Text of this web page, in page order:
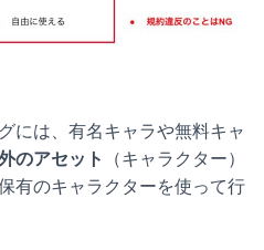
には、有名キャラや無料キャ
のアセット
（キャラクター）
有のキャラクターを使って行